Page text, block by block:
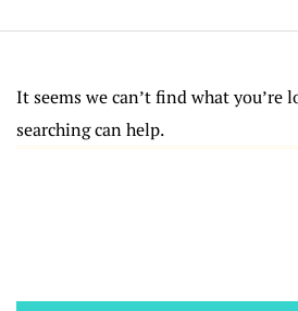
It seems we can’t find what you’re
searching can help.